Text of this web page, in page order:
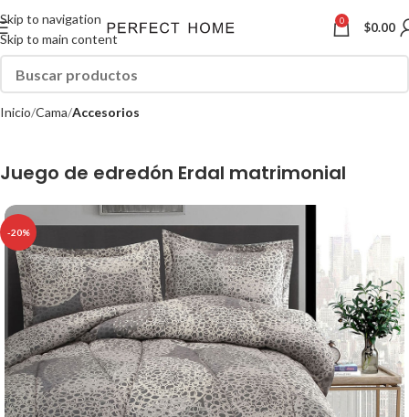
Skip to navigation
Skip to main content
0 $0.00
Inicio Cama Accesorios
Juego de edredón Erdal matrimonial
-20%